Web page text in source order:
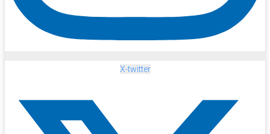
X-twitter